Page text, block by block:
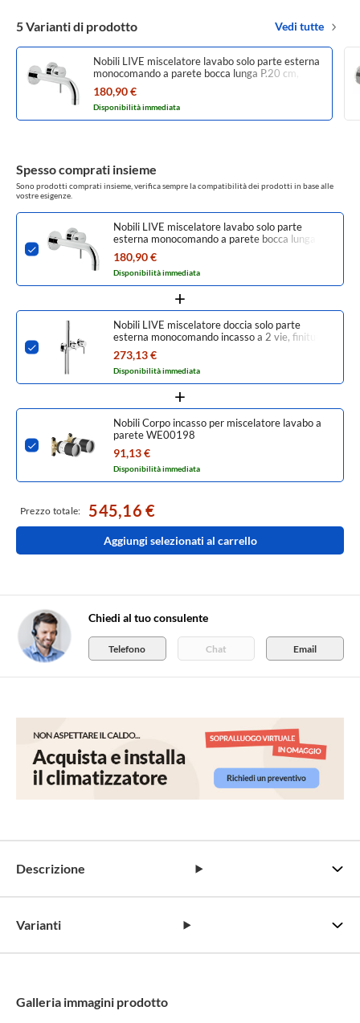
5 Varianti di prodotto Vedi tutte
Nobili LIVE miscelatore lavabo solo parte esterna
monocomando a parete bocca lunga P.20 cm,
finitura cromo LV00199/1CR
180,90 €
Disponibilità immediata
Spesso comprati insieme
Sono prodotti comprati insieme, verifica sempre la compatibilità dei prodotti in base alle
vostre esigenze.
Nobili LIVE miscelatore lavabo solo parte
esterna monocomando a parete bocca lunga
P.20 cm, finitura cromo LV00199/1CR
180,90 €
Disponibilità immediata
Nobili LIVE miscelatore doccia solo parte
esterna monocomando incasso a 2 vie, finitura
cromo WESK100/1TCR
273,13 €
Disponibilità immediata
Nobili Corpo incasso per miscelatore lavabo a
parete WE00198
91,13 €
Disponibilità immediata
Prezzo totale: 545,16 €
Aggiungi selezionati al carrello
Chiedi al tuo consulente
Telefono Chat Email
Descrizione
Varianti
Galleria immagini prodotto